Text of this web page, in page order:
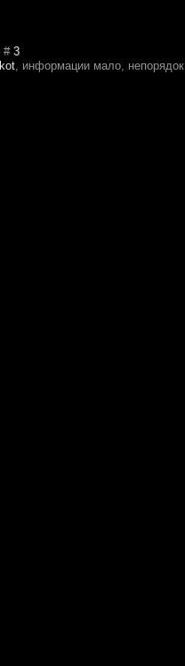
# 3
, информации мало, непорядок